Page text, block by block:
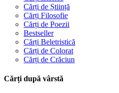
Cărți de Știință
Cărți Filosofie
Cărți de Poezii
Bestseller
Cărți Beletristică
Cărți de Colorat
Cărți de Crăciun
Cărți după vârstă